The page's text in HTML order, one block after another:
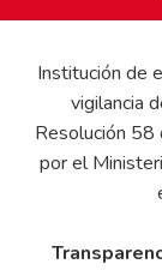
Institución de
vigilancia
Resolución
por el